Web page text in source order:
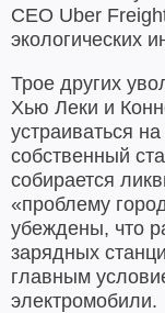
CEO Uber
экологических
Трое других
Хью Леки и
устраиваться
собственный
собирается
«проблему
убеждены, что
зарядных
главным
электромобили.